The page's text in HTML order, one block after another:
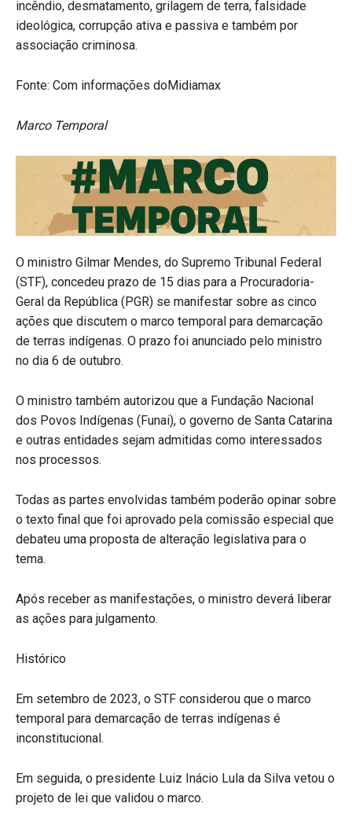
incêndio, desmatamento, grilagem de terra, falsidade
ideológica, corrupção ativa e passiva e também por
associação criminosa.
Fonte: Com informações doMidiamax
Marco Temporal
O ministro Gilmar Mendes, do Supremo Tribunal Federal
(STF), concedeu prazo de 15 dias para a Procuradoria-
Geral da República (PGR) se manifestar sobre as cinco
ações que discutem o marco temporal para demarcação
de terras indígenas. O prazo foi anunciado pelo ministro
no dia 6 de outubro.
O ministro também autorizou que a Fundação Nacional
dos Povos Indígenas (Funai), o governo de Santa Catarina
e outras entidades sejam admitidas como interessados
nos processos.
Todas as partes envolvidas também poderão opinar sobre
o texto final que foi aprovado pela comissão especial que
debateu uma proposta de alteração legislativa para o
tema.
Após receber as manifestações, o ministro deverá liberar
as ações para julgamento.
Histórico
Em setembro de 2023, o STF considerou que o marco
temporal para demarcação de terras indígenas é
inconstitucional.
Em seguida, o presidente Luiz Inácio Lula da Silva vetou o
projeto de lei que validou o marco.